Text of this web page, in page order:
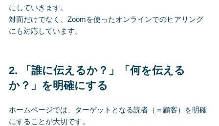
にしていきます。
対面だけでなく、Zoomを使ったオンラインでのヒアリング
にも対応しています。
2.
「誰に伝えるか？」「何を伝える
か？」を明確にする
ホームページでは、ターゲットとなる読者（＝顧客）を明確
にすることが大切です。